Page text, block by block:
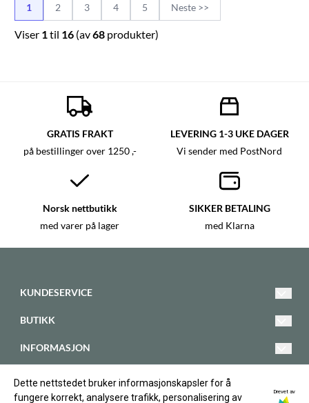
1 2 3 4 5 Neste >>
Viser 1 til 16 (av68 produkter)
GRATIS FRAKT
på bestillinger over 1250 ,-
LEVERING 1-3 UKE DAGER
Vi sender med PostNord
Norsk nettbutikk
med varer på lager
SIKKER BETALING
med Klarna
KUNDESERVICE
bt@kristiansandsmadyrklinikk.no
Krittveien 58
4636 Kristiansand
Norge
BUTIKK
Kontakt oss
Opprett konto
INFORMASJON
Facebook
Dette nettstedet bruker informasjonskapsler for å
fungere korrekt, analysere trafikk, personalisering av
Drevet av